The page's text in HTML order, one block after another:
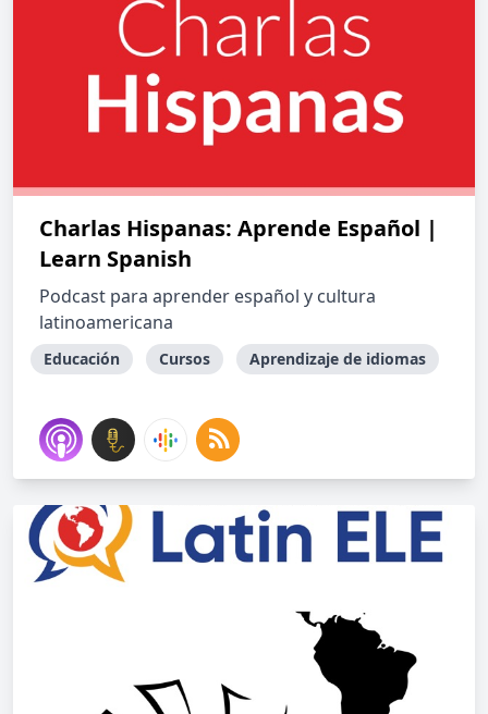
Charlas Hispanas: Aprende Español |
Learn Spanish
Podcast para aprender español y cultura
latinoamericana
Educación Cursos Aprendizaje de idiomas